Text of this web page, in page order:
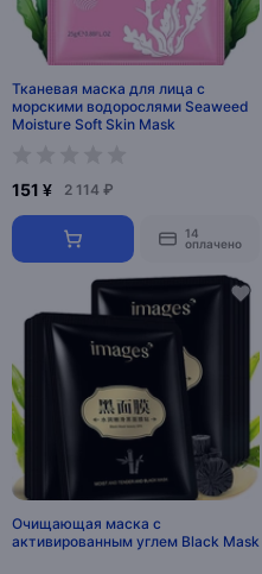
Тканевая маска для лица с
морскими водорослями Seaweed
Moisture Soft Skin Mask
151 ¥ 2 114 ₽
14
оплачено
Очищающая маска с
активированным углем Black Mask